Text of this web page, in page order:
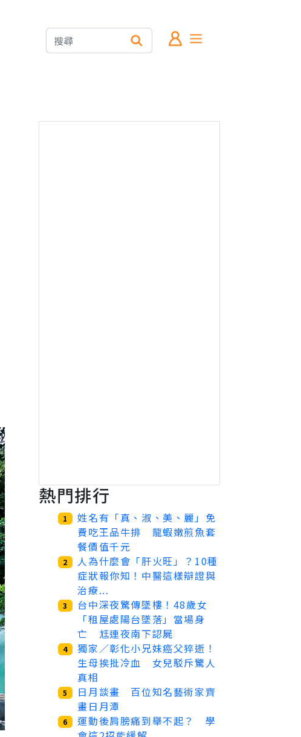
熱門排行
1
姓名有「真、淑、美、麗」免
費吃王品牛排 龍蝦嫩煎魚套
餐價值千元
2
人為什麼會「肝火旺」？10種
症狀報你知！中醫這樣辯證與
治療...
3
台中深夜驚傳墜樓！48歲女
「租屋處陽台墜落」當場身
亡 尪連夜南下認屍
4
獨家／彰化小兄妹癌父猝逝！
生母挨批冷血 女兒駁斥驚人
真相
5
日月談畫 百位知名藝術家齊
畫日月潭
6
運動後肩膀痛到舉不起？ 學